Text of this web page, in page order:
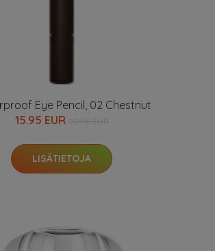
Eye Pencil, 02 Chestnut
15.95 EUR
LISÄTIETOJA